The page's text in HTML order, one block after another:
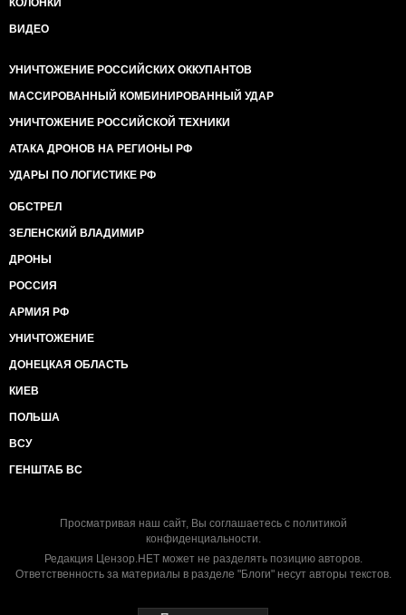
КОЛОНКИ
ВИДЕО
УНИЧТОЖЕНИЕ РОССИЙСКИХ ОККУПАНТОВ
МАССИРОВАННЫЙ КОМБИНИРОВАННЫЙ УДАР
УНИЧТОЖЕНИЕ РОССИЙСКОЙ ТЕХНИКИ
АТАКА ДРОНОВ НА РЕГИОНЫ РФ
УДАРЫ ПО ЛОГИСТИКЕ РФ
ОБСТРЕЛ
ЗЕЛЕНСКИЙ ВЛАДИМИР
ДРОНЫ
РОССИЯ
АРМИЯ РФ
УНИЧТОЖЕНИЕ
ДОНЕЦКАЯ ОБЛАСТЬ
КИЕВ
ПОЛЬША
ВСУ
ГЕНШТАБ ВС
Просматривая наш сайт, Вы соглашаетесь с политикой
конфиденциальности.
Редакция Цензор.НЕТ может не разделять позицию авторов.
Ответственность за материалы в разделе "Блоги" несут авторы текстов.